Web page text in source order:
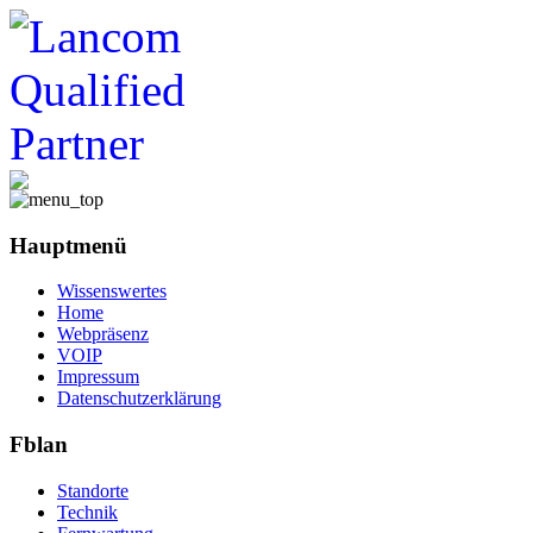
Hauptmenü
Wissenswertes
Home
Webpräsenz
VOIP
Impressum
Datenschutzerklärung
Fblan
Standorte
Technik